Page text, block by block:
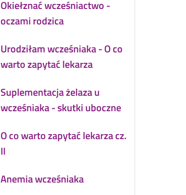
Okiełznać wcześniactwo -
oczami rodzica
Urodziłam wcześniaka - O co
warto zapytać lekarza
Suplementacja żelaza u
wcześniaka - skutki uboczne
O co warto zapytać lekarza cz.
II
Anemia wcześniaka